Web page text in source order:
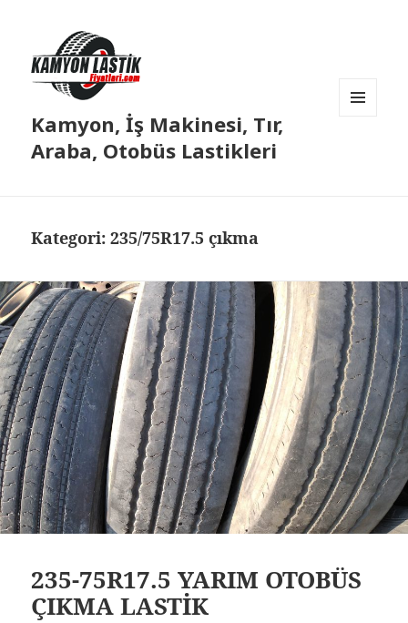
Kamyon, İş Makinesi, Tır,
Araba, Otobüs Lastikleri
Kategori:235/75R17.5 çıkma
235-75R17.5 YARIM OTOBÜS
ÇIKMA LASTİK